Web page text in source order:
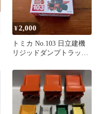
¥2,000
トミカ No.103 日立建機
リジッドダンプトラック